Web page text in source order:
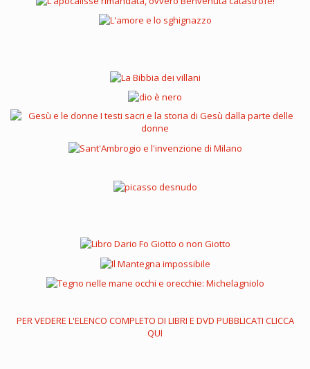
PER VEDERE L'ELENCO COMPLETO DI LIBRI E DVD PUBBLICATI CLICCA
QUI